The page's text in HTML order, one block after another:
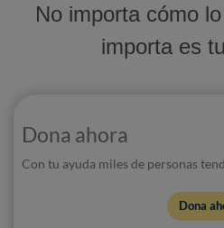
No importa cómo
importa es
Dona ahora
Con tu ayuda miles de personas
Dona